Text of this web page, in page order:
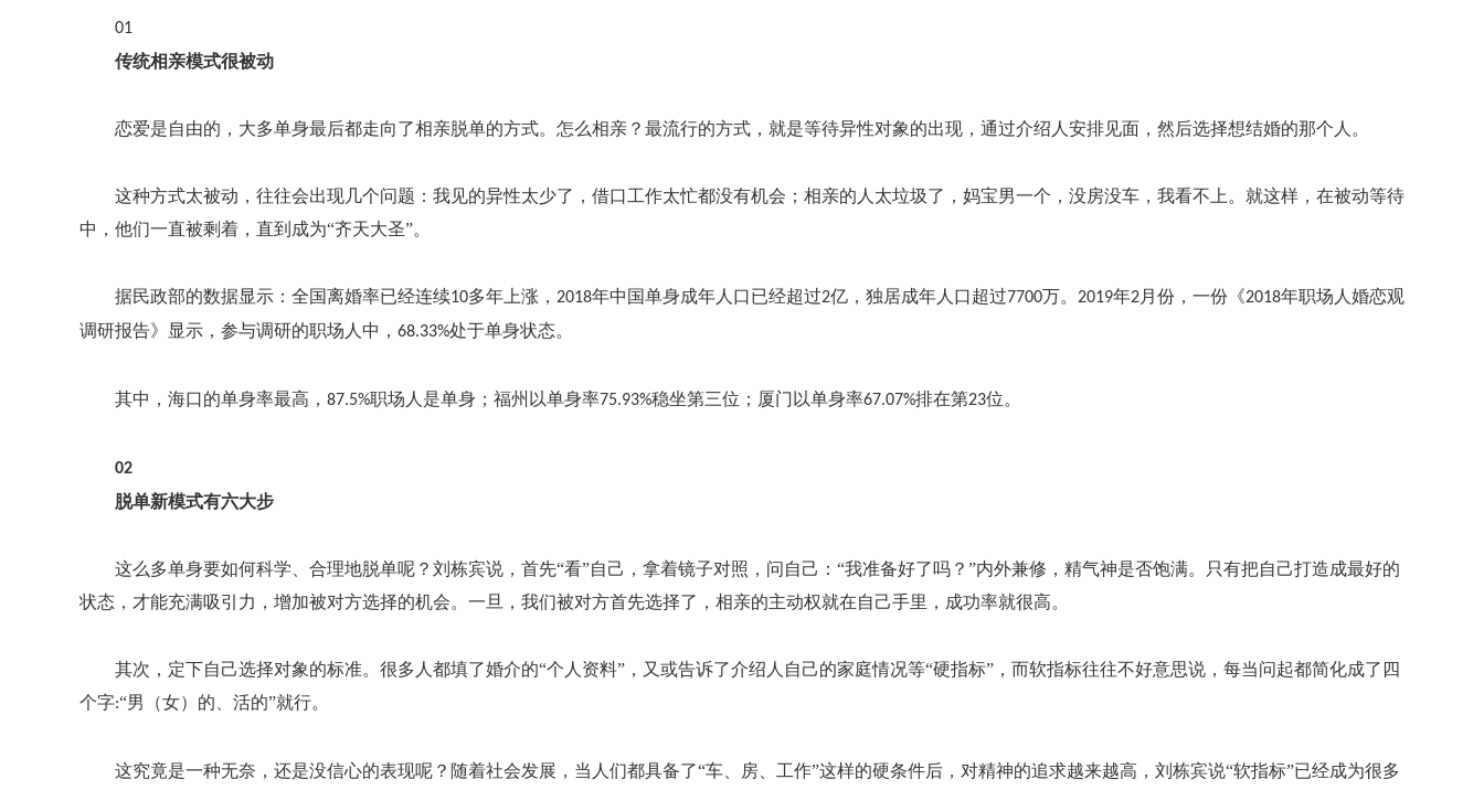
01
传统相亲模式很被动
恋爱是自由的，大多单身最后都走向了相亲脱单的方式。怎么相亲？最流行的方式，就是等待异性对象的出现，通过介绍人安排见面，然后选择想结婚的那个人。
这种方式太被动，往往会出现几个问题：我见的异性太少了，借口工作太忙都没有机会；相亲的人太垃圾了，妈宝男一个，没房没车，我看不上。就这样，在被动等待
中，他们一直被剩着，直到成为“齐天大圣”。
据民政部的数据显示：全国离婚率已经连续10多年上涨， 2018年中国单身成年人口已经超过2亿，独居成年人口超过7700万。 2019年2月份， 一份 《2018年职场人婚恋观
调研报告》显示 ， 参与调研的职场人中， 68.33%处于单身状态。
其中，海口的单身率最高， 87.5%职场人是单身；福州以单身率75.93%稳坐第三位；厦门以单身率67.07%排在第23位。
02
脱单新模式有六大步
这么多单身要如何科学、合理地脱单呢？刘栋宾说，首先“看”自己，拿着镜子对照，问自己：“我准备好了吗？”内外兼修，精气神是否饱满。只有把自己打造成最好的
状态，才能充满吸引力，增加被对方选择的机会。一旦，我们被对方首先选择了，相亲的主动权就在自己手里，成功率就很高。
其次，定下自己选择对象的标准。很多人都填了婚介的“个人资料”，又或告诉了介绍人自己的家庭情况等“硬指标”，而软指标往往不好意思说，每当问起都简化成了四
个字:“男（女）的、活的”就行。
这究竟是一种无奈，还是没信心的表现呢？随着社会发展，当人们都具备了“车、房、工作”这样的硬条件后，对精神的追求越来越高，刘栋宾说“软指标”已经成为很多